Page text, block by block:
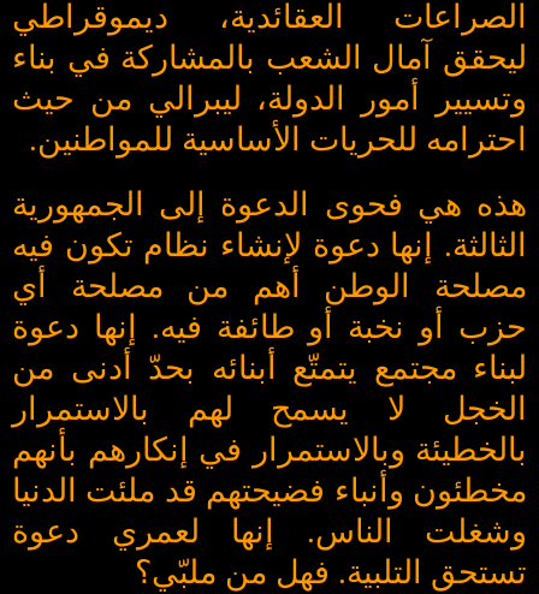
الصراعات العقائدية، ديموقراطي
ليحقق آمال الشعب بالمشاركة في بناء
وتسيير أمور الدولة، ليبرالي من حيث
احترامه للحريات الأساسية للمواطنين.
هذه هي فحوى الدعوة إلى الجمهورية
الثالثة. إنها دعوة لإنشاء نظام تكون فيه
مصلحة الوطن أهم من مصلحة أي
حزب أو نخبة أو طائفة فيه. إنها دعوة
لبناء مجتمع يتمتّع أبنائه بحدّ أدنى من
الخجل لا يسمح لهم بالاستمرار
بالخطيئة وبالاستمرار في إنكارهم بأنهم
مخطئون وأنباء فضيحتهم قد ملئت الدنيا
وشغلت الناس. إنها لعمري دعوة
تستحق التلبية. فهل من ملبّي؟